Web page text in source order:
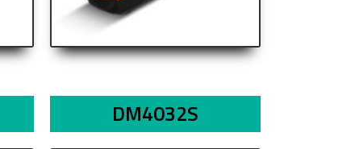
DM4032S